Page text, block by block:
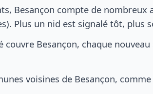
Besançon compte de nombreux
Plus un nid est signalé tôt, plus
couvre Besançon, chaque
voisines de Besançon,